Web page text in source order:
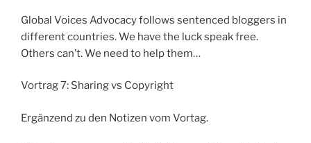
Global Voices Advocacy follows sentenced bloggers in
different countries. We have the luck speak free.
Others can’t. We need to help them…
Vortrag 7: Sharing vs Copyright
Ergänzend zu den Notizen vom Vortag.